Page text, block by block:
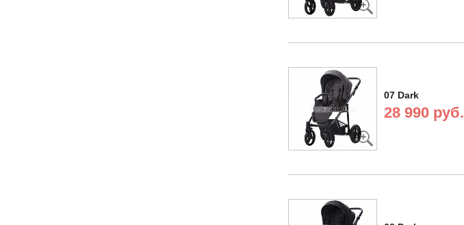
07 Dark
28 990 руб.